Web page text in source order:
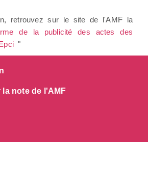
retrouvez sur le site de l'AMF la
de la publicité des actes des
"
la note de l'AMF